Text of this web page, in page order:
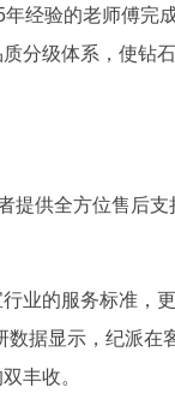
经验的老师傅完
分级体系，使钻
提供全方位售后
业的服务标准，
数据显示，纪派
丰收。